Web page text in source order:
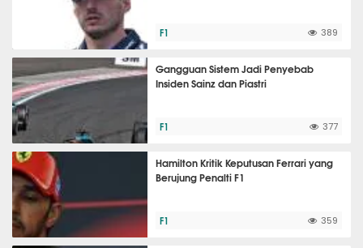
F1 389
Gangguan Sistem Jadi Penyebab
Insiden Sainz dan Piastri
F1 377
Hamilton Kritik Keputusan Ferrari yang
Berujung Penalti F1
F1 359